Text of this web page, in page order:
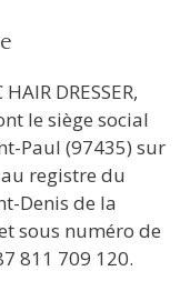
DRESSER,
le siège social
Paul (97435) sur
registre du
Denis de la
sous numéro de
811 709 120.